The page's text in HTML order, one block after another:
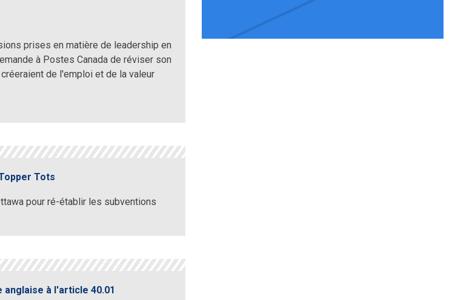
prises en matière de leadership en
à Postes Canada de réviser son
de l'emploi et de la valeur
Tots
pour ré-établir les subventions
à l'article 40.01